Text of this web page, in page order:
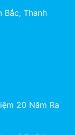
Bắc, Thanh
20 Năm Ra